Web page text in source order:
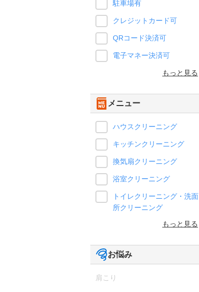
駐車場有
クレジットカード可
QRコード決済可
電子マネー決済可
もっと見る
メニュー
ハウスクリーニング
キッチンクリーニング
換気扇クリーニング
浴室クリーニング
トイレクリーニング・洗面
所クリーニング
もっと見る
お悩み
肩こり